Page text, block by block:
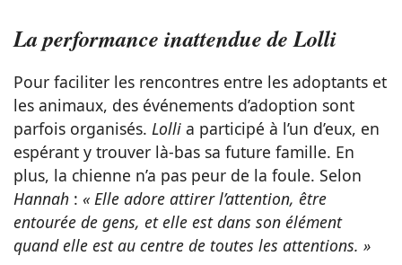
La performance inattendue de Lolli
Pour faciliter les rencontres entre les adoptants et
les animaux, des événements d’adoption sont
parfois organisés. Lolli a participé à l’un d’eux, en
espérant y trouver là-bas sa future famille. En
plus, la chienne n’a pas peur de la foule. Selon
Hannah : « Elle adore attirer l’attention, être
entourée de gens, et elle est dans son élément
quand elle est au centre de toutes les attentions. »